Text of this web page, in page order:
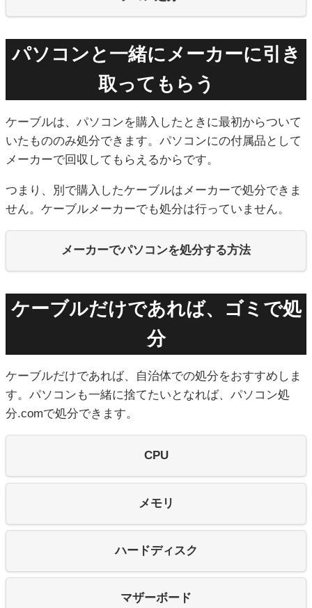
パソコンと一緒にメーカーに引き
取ってもらう
ケーブルは、パソコンを購入したときに最初からついて
いたもののみ処分できます。パソコンにの付属品として
メーカーで回収してもらえるからです。
つまり、別で購入したケーブルはメーカーで処分できま
せん。ケーブルメーカーでも処分は行っていません。
メーカーでパソコンを処分する方法
ケーブルだけであれば、ゴミで処
分
ケーブルだけであれば、自治体での処分をおすすめしま
す。パソコンも一緒に捨てたいとなれば、パソコン処
分.comで処分できます。
CPU
メモリ
ハードディスク
マザーボード